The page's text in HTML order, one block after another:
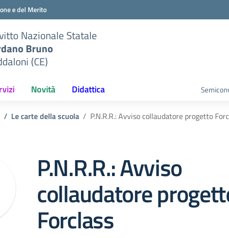
e del Merito
Nazionale Statale
Bruno
(CE)
Novità Didattica
Le carte della scuola P.N.R.R.: Avviso collaudatore progetto
P.N.R.R.: Avviso
collaudatore
Forclass